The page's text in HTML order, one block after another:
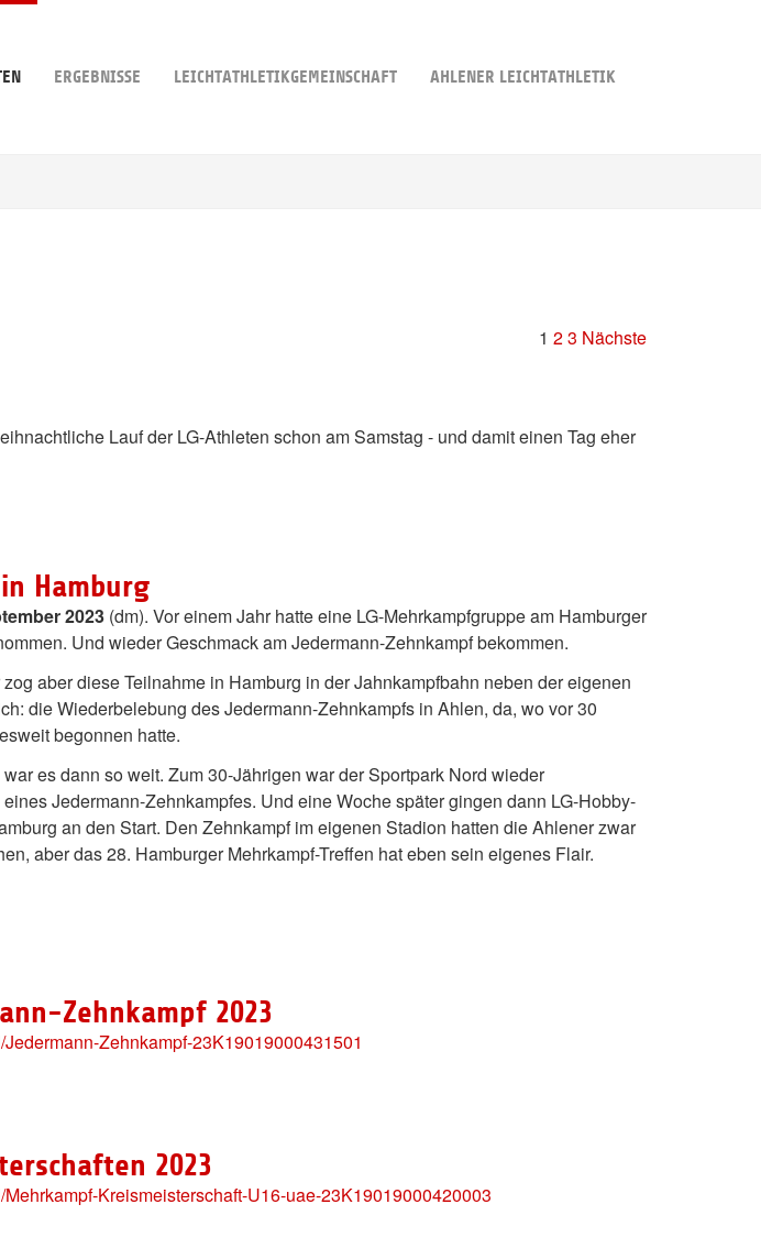
ERGEBNISSE LEICHTATHLETIKGEMEINSCHAFT AHLENER LEICHTATHLETIK
1 23 Nächste
Lauf der LG-Athleten schon am Samstag - und damit einen Tag eher
Hamburg
2023 (dm). Vor einem Jahr hatte eine LG-Mehrkampfgruppe am Hamburger
Und wieder Geschmack am Jedermann-Zehnkampf bekommen.
aber diese Teilnahme in Hamburg in der Jahnkampfbahn neben der eigenen
die Wiederbelebung des Jedermann-Zehnkampfs in Ahlen, da, wo vor 30
begonnen hatte.
es dann so weit. Zum 30-Jährigen war der Sportpark Nord wieder
Jedermann-Zehnkampfes. Und eine Woche später gingen dann LG-Hobby-
an den Start. Den Zehnkampf im eigenen Stadion hatten die Ahlener zwar
aber das 28. Hamburger Mehrkampf-Treffen hat eben sein eigenes Flair.
Zehnkampf 2023
Zehnkampf-23K19019000431501
2023
Kreismeisterschaft-U16-uae-23K19019000420003